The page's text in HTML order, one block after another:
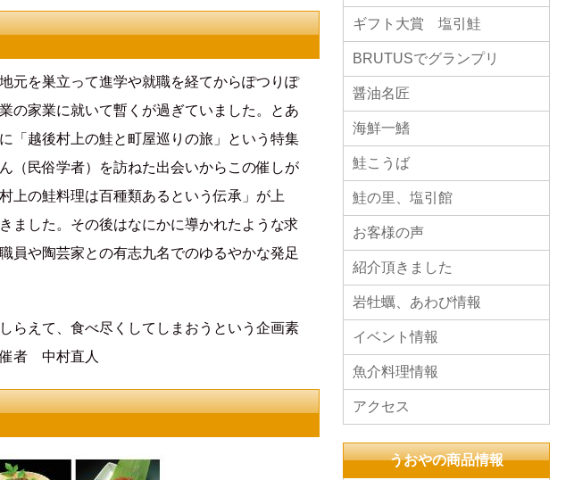
を巣立って進学や就職を経てからぽつりぽ
の家業に就いて暫くが過ぎていました。とあ
「越後村上の鮭と町屋巡りの旅」という特集
（民俗学者）を訪ねた出会いからこの催しが
上の鮭料理は百種類あるという伝承」が上
ました。その後はなにかに導かれたような求
員や陶芸家との有志九名でのゆるやかな発足
らえて、食べ尽くしてしまおうという企画素
者 中村直人
ギフト大賞 塩引鮭
BRUTUSでグランプリ
醤油名匠
海鮮一鰭
鮭こうば
鮭の里、塩引館
お客様の声
紹介頂きました
岩牡蠣、あわび情報
イベント情報
魚介料理情報
アクセス
うおやの商品情報